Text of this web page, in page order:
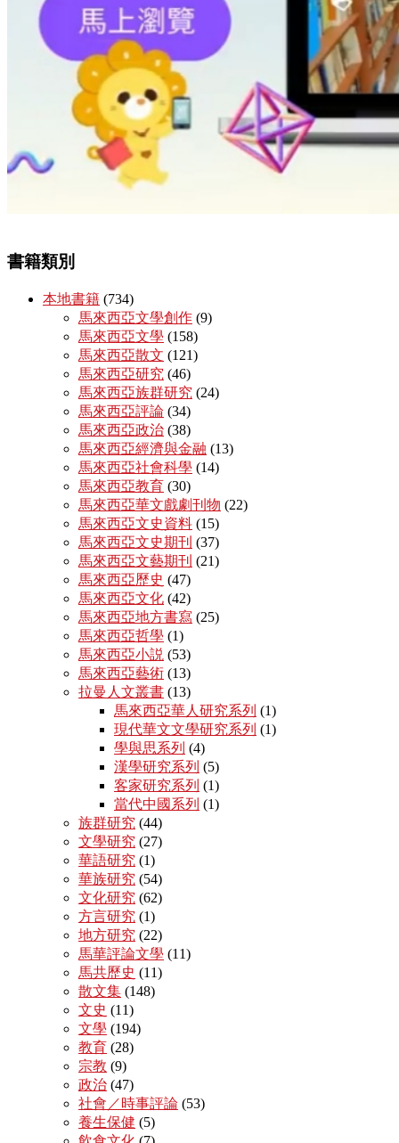
書籍類別
本地書籍 (734)
馬來西亞文學創作 (9)
馬來西亞文學 (158)
馬來西亞散文 (121)
馬來西亞研究 (46)
馬來西亞族群研究 (24)
馬來西亞評論 (34)
馬來西亞政治 (38)
馬來西亞經濟與金融 (13)
馬來西亞社會科學 (14)
馬來西亞教育 (30)
馬來西亞華文戲劇刊物 (22)
馬來西亞文史資料 (15)
馬來西亞文史期刊 (37)
馬來西亞文藝期刊 (21)
馬來西亞歷史 (47)
馬來西亞文化 (42)
馬來西亞地方書寫 (25)
馬來西亞哲學 (1)
馬來西亞小説 (53)
馬來西亞藝術 (13)
拉曼人文叢書 (13)
馬來西亞華人研究系列 (1)
現代華文文學研究系列 (1)
學與思系列 (4)
漢學研究系列 (5)
客家研究系列 (1)
當代中國系列 (1)
族群研究 (44)
文學研究 (27)
華語研究 (1)
華族研究 (54)
文化研究 (62)
方言研究 (1)
地方研究 (22)
馬華評論文學 (11)
馬共歷史 (11)
散文集 (148)
文史 (11)
文學 (194)
教育 (28)
宗教 (9)
政治 (47)
社會／時事評論 (53)
養生保健 (5)